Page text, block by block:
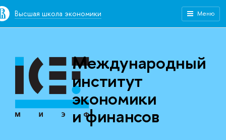
Высшая школа экономики Меню
Международный
институт
экономики
и финансов